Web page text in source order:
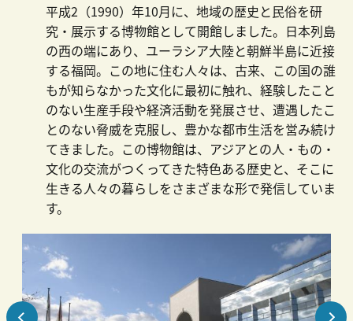
平成2（1990）年10月に、地域の歴史と民俗を研
究・展示する博物館として開館しました。日本列島
の西の端にあり、ユーラシア大陸と朝鮮半島に近接
する福岡。この地に住む人々は、古来、この国の誰
もが知らなかった文化に最初に触れ、経験したこと
のない生産手段や経済活動を発展させ、遭遇したこ
とのない脅威を克服し、豊かな都市生活を営み続け
てきました。この博物館は、アジアとの人・もの・
文化の交流がつくってきた特色ある歴史と、そこに
生きる人々の暮らしをさまざまな形で発信していま
す。